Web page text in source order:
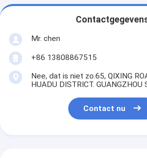
Mr. chen
+86 13808867515
Nee, dat is niet zo.65, QIXING
HUADU DISTRICT. GUANGZHOU
Contact nu